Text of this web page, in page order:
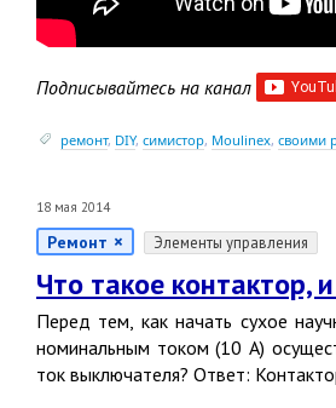
Подписывайтесь на канал
ремонт, DIY, симистор, Moulinex, своими
18 мая 2014
Ремонт Элементы управления
Что такое контактор,
Перед тем, как начать сухое
номинальным током (10 А)
ток выключателя? Ответ: